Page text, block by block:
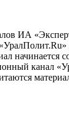
ИА
начинается
канал